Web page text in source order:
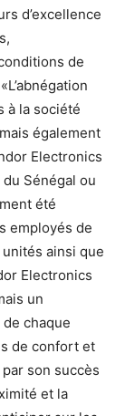
d’excellence
de
à la société
également
Electronics
Sénégal ou
été
employés de
ainsi que
Electronics
un
chaque
de confort et
par son succès
et la